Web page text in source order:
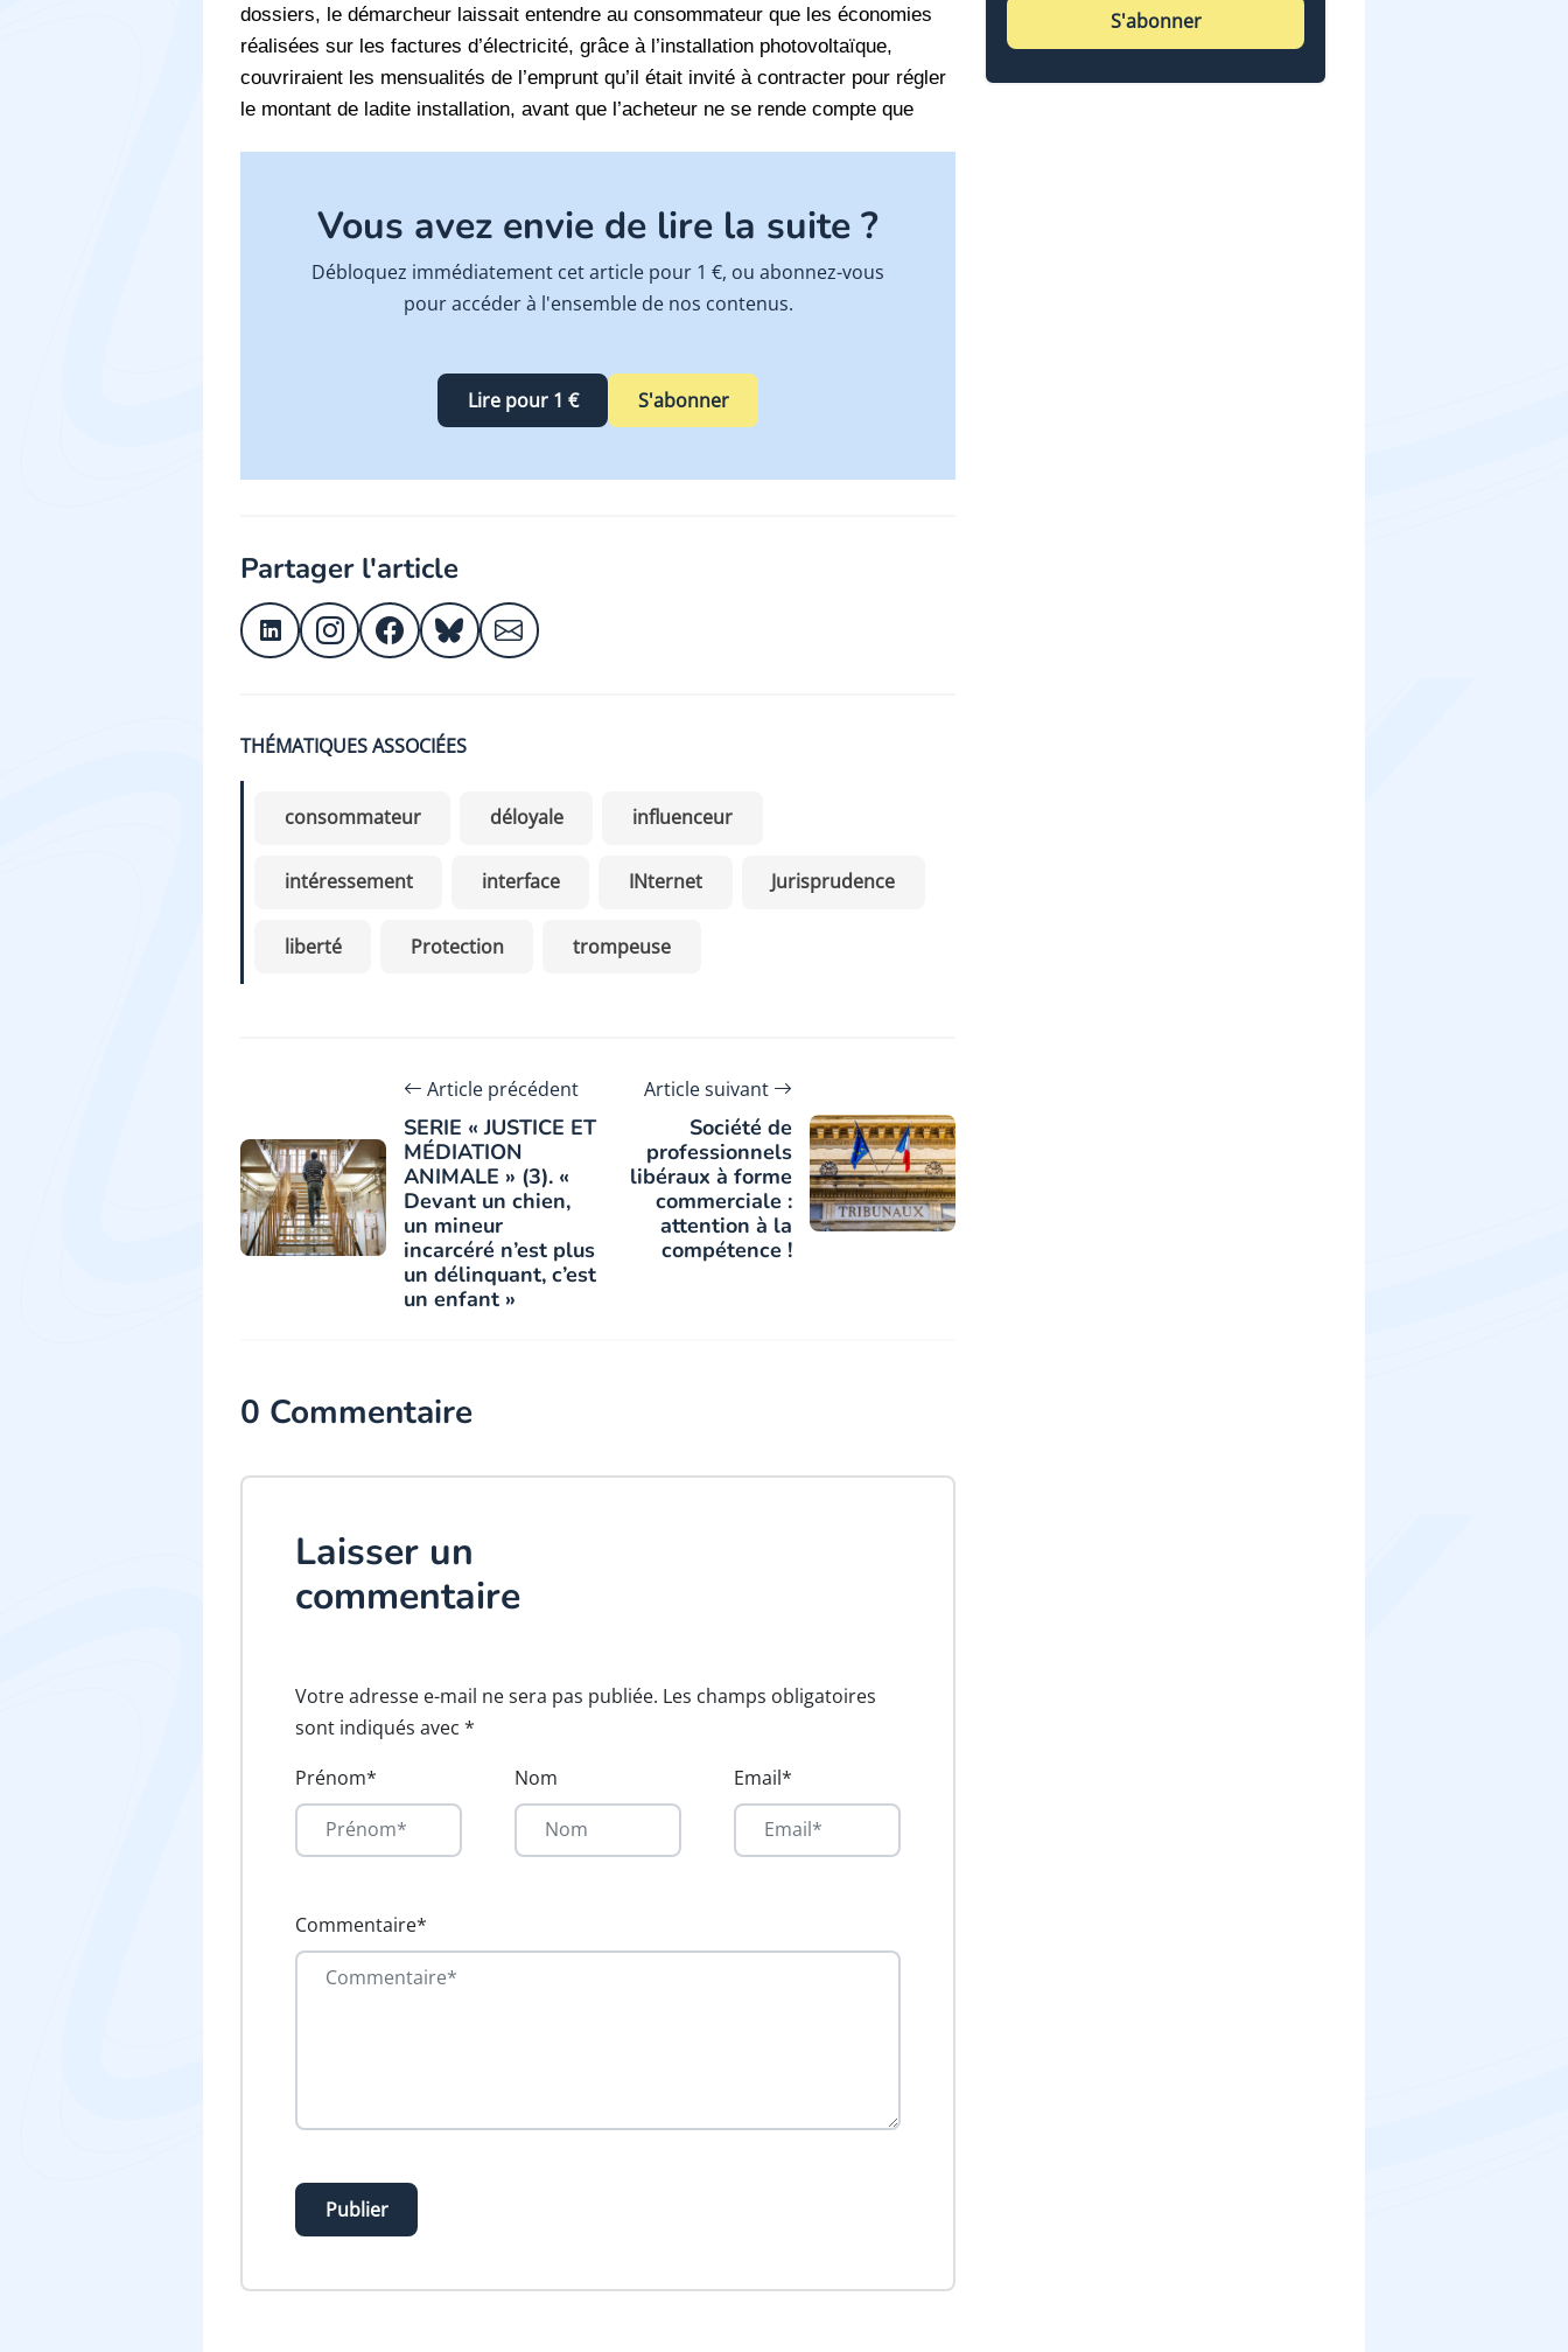
dossiers, le démarcheur laissait entendre au consommateur que les économies
réalisées sur les factures d’électricité, grâce à l’installation photovoltaïque,
couvriraient les mensualités de l’emprunt qu’il était invité à contracter pour régler
le montant de ladite installation, avant que l’acheteur ne se rende compte que
Vous avez envie de lire la suite ?
Débloquez immédiatement cet article pour 1 €, ou abonnez-vous
pour accéder à l'ensemble de nos contenus.
Lire pour 1 € S'abonner
Partager l'article
THÉMATIQUES ASSOCIÉES
consommateur déloyale influenceur
intéressement interface INternet Jurisprudence
liberté Protection trompeuse
Article précédent
SERIE « JUSTICE ET
MÉDIATION
ANIMALE » (3). «
Devant un chien,
un mineur
incarcéré n’est plus
un délinquant, c’est
un enfant »
Article suivant
Société de
professionnels
libéraux à forme
commerciale :
attention à la
compétence !
0 Commentaire
Laisser un
commentaire
Votre adresse e-mail ne sera pas publiée. Les champs obligatoires
sont indiqués avec *
Prénom*
Nom Email*
Commentaire*
Publier
S'abonner